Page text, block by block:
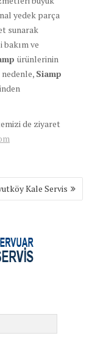
yedek parça
sunarak
bakım ve
ürünlerinin
nedenle, Siamp
de ziyaret
Kale Servis